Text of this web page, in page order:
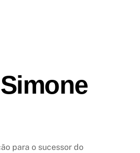
para o sucessor do